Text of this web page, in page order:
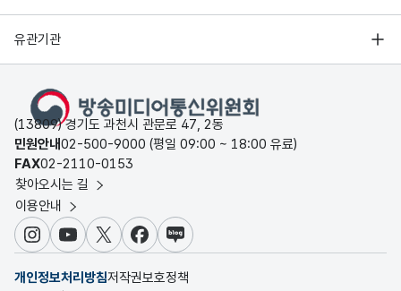
유관기관
(13809) 경기도 과천시 관문로 47, 2동
민원안내02-500-9000 (평일 09:00 ~ 18:00 유료)
FAX02-2110-0153
찾아오시는 길
이용안내
인스타그램
유튜브X 페이스북
블로그
개인정보처리방침저작권보호정책